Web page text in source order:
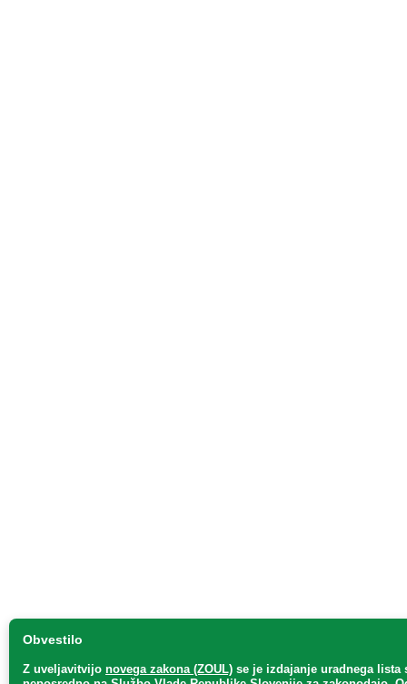
Obvestilo
Z uveljavitvijo novega zakona (ZOUL) se je izdajanje uradnega lista